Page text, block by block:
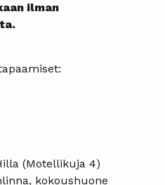
ilman
(Motellikuja 4)
kokoushuone